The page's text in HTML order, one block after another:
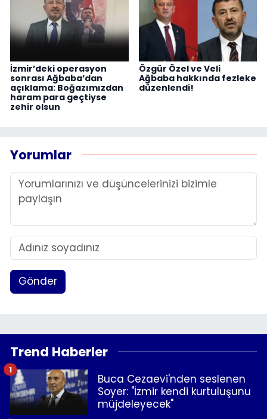
İzmir’deki operasyon
sonrası Ağbaba’dan
açıklama: Boğazımızdan
haram para geçtiyse
zehir olsun
Özgür Özel ve Veli
Ağbaba hakkında fezleke
düzenlendi!
Yorumlar
Gönder
Trend Haberler
Buca Cezaevi'nden seslenen
Soyer: "İzmir kendi kurtuluşunu
müjdeleyecek"
1